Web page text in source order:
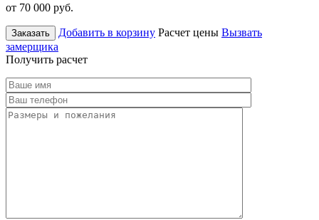
от 70 000 руб.
Заказать Добавить в корзину Расчет цены Вызвать
замерщика
Получить расчет